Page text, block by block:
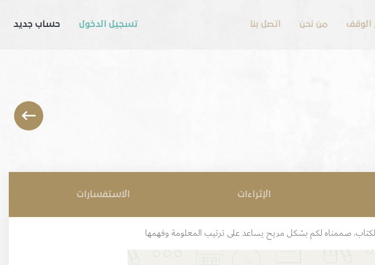
من نحن اتصل بنا تسجيل الدخول حساب جديد
الإثراءات الاستفسارات
صممناه لكم بشكل مريح يساعد على ترتيب المعلومة وفهمها